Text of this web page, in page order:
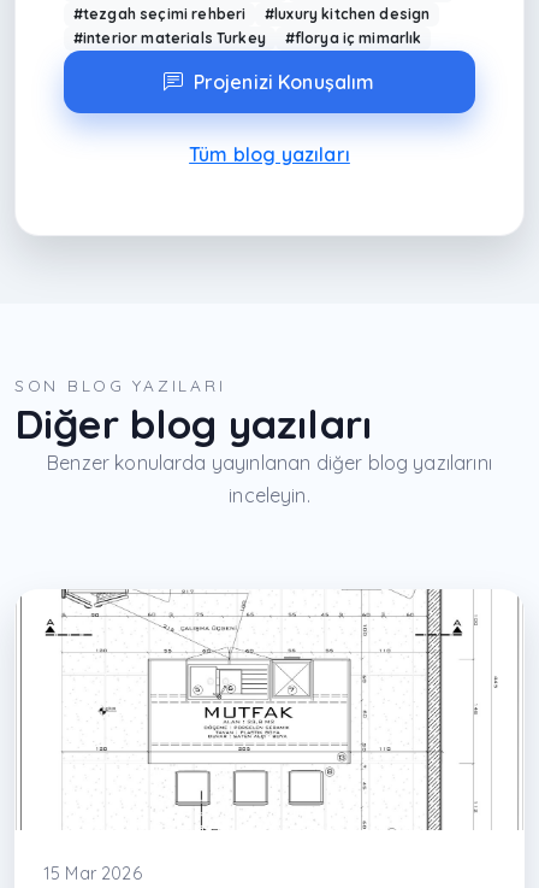
#tezgah seçimi rehberi
#luxury kitchen design
#interior materials Turkey
#florya iç mimarlık
Projenizi Konuşalım
Tüm blog yazıları
SON BLOG YAZILARI
Diğer blog yazıları
Benzer konularda yayınlanan diğer blog yazılarını
inceleyin.
15 Mar 2026